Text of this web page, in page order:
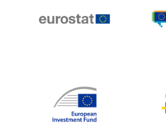
Katharien L.C. Hunt
Klaus-Heiner Lehne
Koen LENAERTS
Lars Heikensten